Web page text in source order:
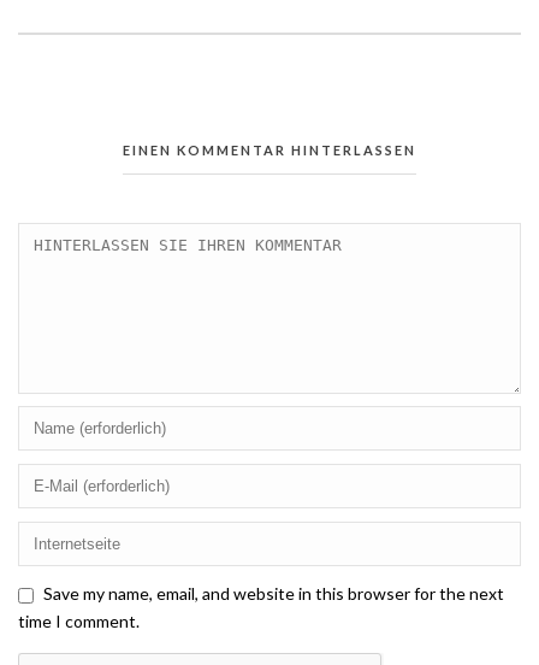
EINEN KOMMENTAR HINTERLASSEN
Save my name, email, and website in this browser for the next
time I comment.